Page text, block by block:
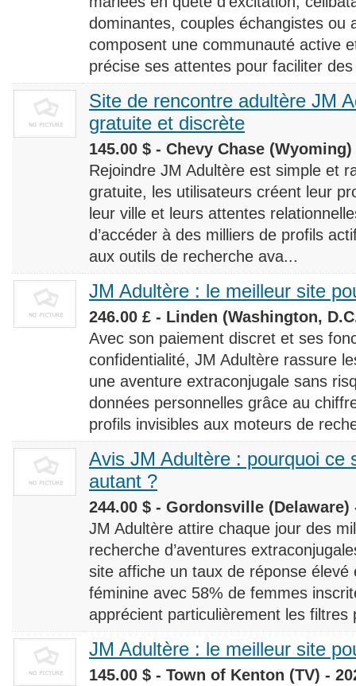
dominantes, couples échangistes ou
composent une communauté active
précise ses attentes pour faciliter
Site de rencontre adultère JM
gratuite et discrète
145.00 $ - Chevy Chase (Wyoming)
Rejoindre JM Adultère est simple et
gratuite, les utilisateurs créent leur
leur ville et leurs attentes
d’accéder à des milliers de profils
aux outils de recherche ava...
JM Adultère : le meilleur site
246.00 £ - Linden (Washington,
Avec son paiement discret et ses
confidentialité, JM Adultère rassure
une aventure extraconjugale sans
données personnelles grâce au
profils invisibles aux moteurs de
Avis JM Adultère : pourquoi ce
autant ?
244.00 $ - Gordonsville (Delaware)
JM Adultère attire chaque jour des
recherche d’aventures
site affiche un taux de réponse
féminine avec 58% de femmes
apprécient particulièrement les filtres
JM Adultère : le meilleur site
145.00 $ - Town of Kenton (TV) -